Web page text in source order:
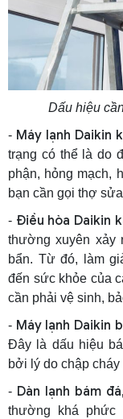
Dấu hiệu
- Máy lạnh Daikin
trạng có thể là do
phận, hỏng mạch,
bạn cần gọi thợ
- Điều hòa Daikin
thường xuyên xảy
bẩn. Từ đó, làm
đến sức khỏe của
cần phải vệ sinh,
- Máy lạnh Daikin
Đây là dấu hiệu
bởi lý do chập
- Dàn lạnh bám
thường khá phức